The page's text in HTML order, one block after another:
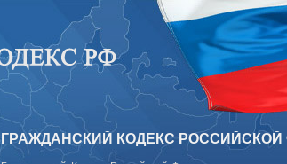
ГРАЖДАНСКИЙ КОДЕКС РОССИЙСКОЙ